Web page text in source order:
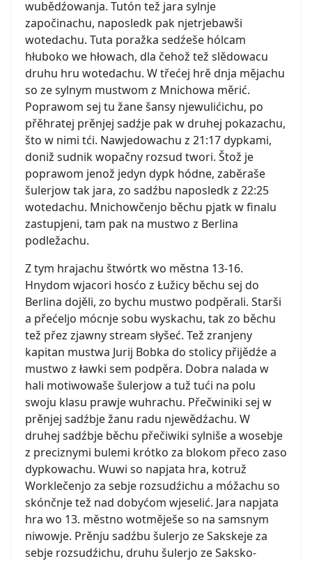
wubědźowanja. Tutón tež jara sylnje
započinachu, naposledk pak njetrjebawši
wotedachu. Tuta poražka sedźeše hólcam
hłuboko we hłowach, dla čehož tež slědowacu
druhu hru wotedachu. W třećej hrě dnja mějachu
so ze sylnym mustwom z Mnichowa měrić.
Poprawom sej tu žane šansy njewulićichu, po
přěhratej prěnjej sadźje pak w druhej pokazachu,
što w nimi tći. Nawjedowachu z 21:17 dypkami,
doniž sudnik wopačny rozsud twori. Štož je
poprawom jenož jedyn dypk hódne, zaběraše
šulerjow tak jara, zo sadźbu naposledk z 22:25
wotedachu. Mnichowčenjo běchu pjatk w finalu
zastupjeni, tam pak na mustwo z Berlina
podležachu.
Z tym hrajachu štwórtk wo městna 13-16.
Hnydom wjacori hosćo z Łužicy běchu sej do
Berlina dojěli, zo bychu mustwo podpěrali. Starši
a přećeljo mócnje sobu wyskachu, tak zo běchu
tež přez zjawny stream słyšeć. Tež zranjeny
kapitan mustwa Jurij Bobka do stolicy přijědźe a
mustwo z ławki sem podpěra. Dobra nalada w
hali motiwowaše šulerjow a tuž tući na polu
swoju klasu prawje wuhrachu. Přečwiniki sej w
prěnjej sadźbje žanu radu njewědźachu. W
druhej sadźbje běchu přečiwiki sylniše a wosebje
z preciznymi bulemi krótko za blokom přeco zaso
dypkowachu. Wuwi so napjata hra, kotruž
Worklečenjo za sebje rozsudźichu a móžachu so
skónčnje tež nad dobyćom wjeselić. Jara napjata
hra wo 13. městno wotměješe so na samsnym
niwowje. Prěnju sadźbu šulerjo ze Sakskeje za
sebje rozsudźichu, druhu šulerjo ze Saksko-